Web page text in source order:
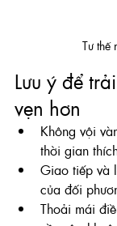
Tư thế
Lưu ý để
vẹn hơn
Không vội
thời gian
Giao tiếp và
của đối
Thoải mái